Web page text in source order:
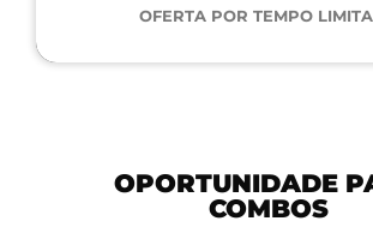
OFERTA POR TEMPO
OPORTUNIDADE
COMBOS